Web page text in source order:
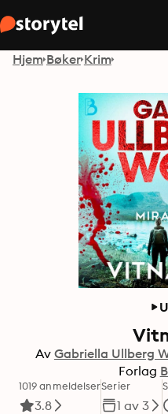
Hjem Bøker Krim
Av Gabriella Ullberg
Forlag
1019 anmeldelser
3.8
Serier
1 av 3